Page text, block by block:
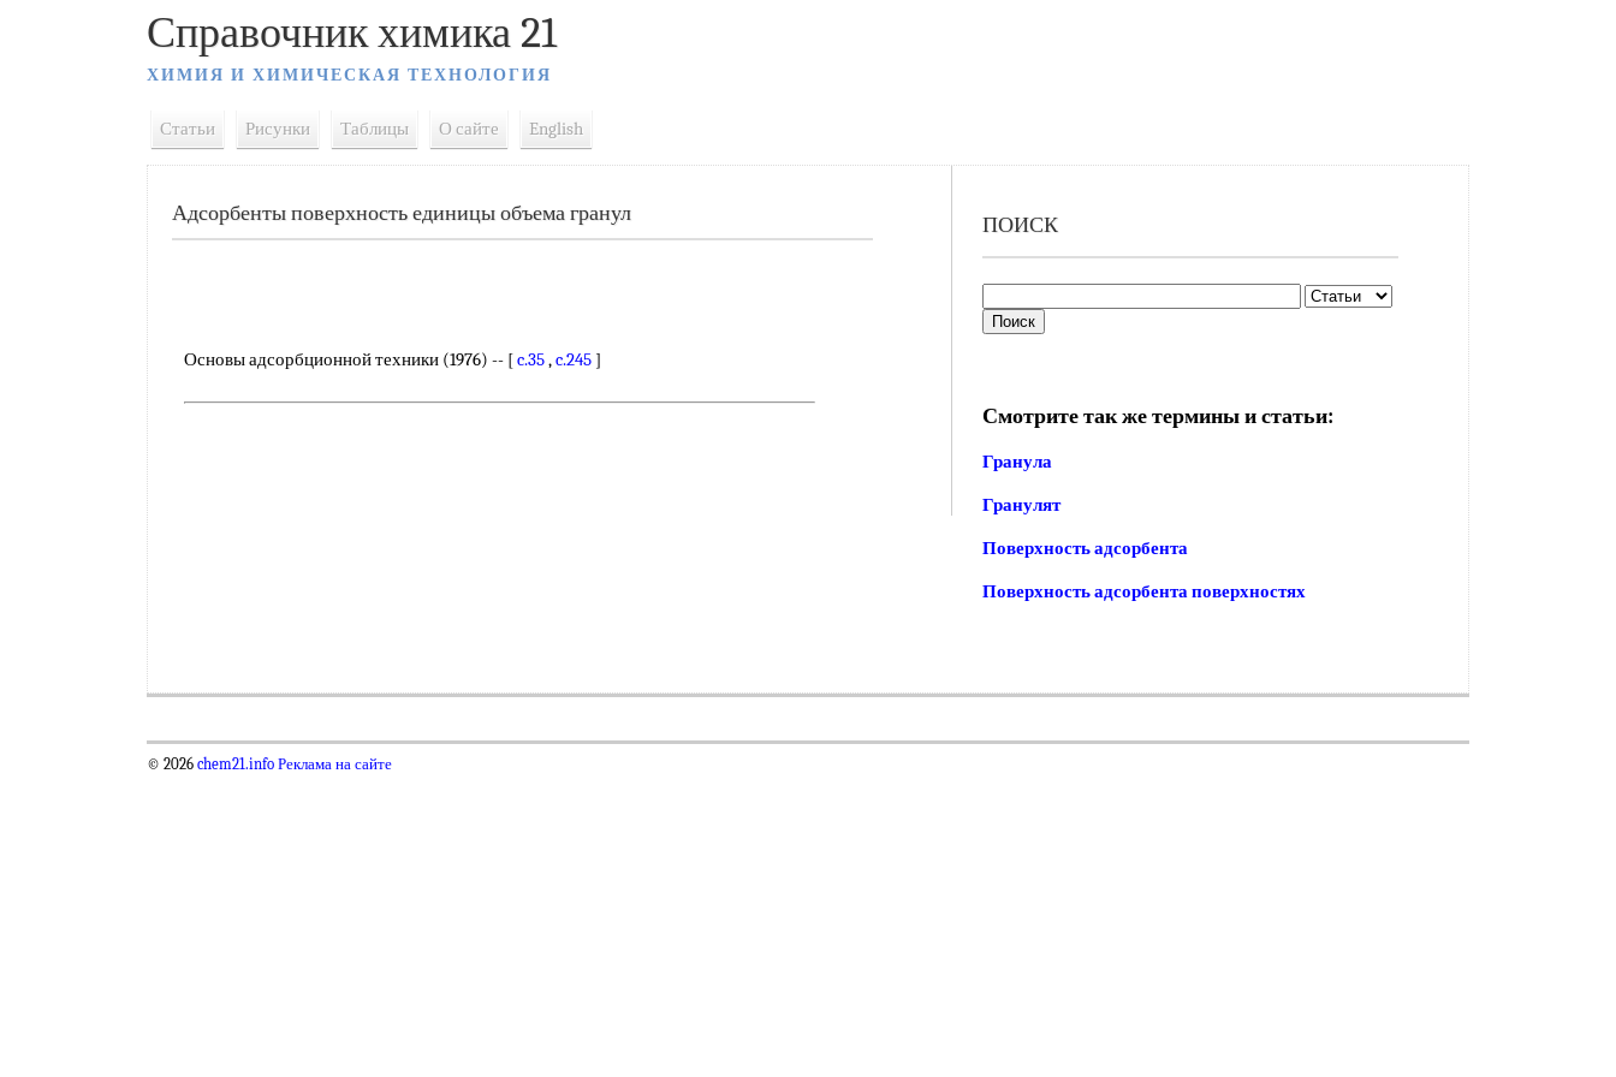
Справочник химика 21
ХИМИЯ И ХИМИЧЕСКАЯ ТЕХНОЛОГИЯ
Статьи Рисунки Таблицы О сайте English
Адсорбенты поверхность единицы объема гранул
Основы адсорбционной техники (1976) -- [c.35,c.245 ]
ПОИСК
Смотрите так же термины и статьи:
Гранула
Гранулят
Поверхность адсорбента
Поверхность адсорбента поверхностях
© 2026 chem21.info Реклама на сайте